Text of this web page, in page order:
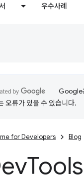
우수사례
Google
오류가 있을 수 있습니다.
for Developers Blog